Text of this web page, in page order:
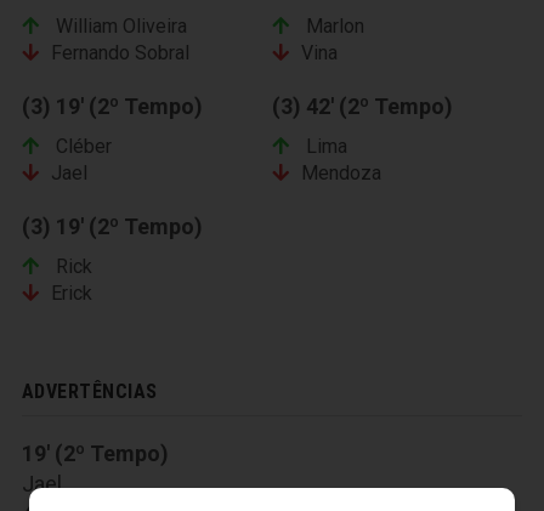
William Oliveira
Fernando Sobral
Marlon
Vina
(3) 19' (2º Tempo)
Cléber
Jael
(3) 42' (2º Tempo)
Lima
Mendoza
(3) 19' (2º Tempo)
Rick
Erick
ADVERTÊNCIAS
19' (2º Tempo)
Jael